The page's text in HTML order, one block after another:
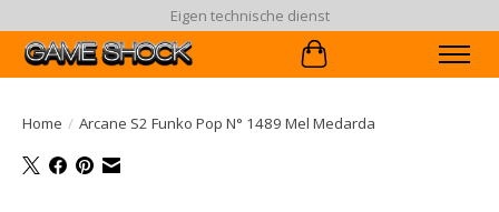
Eigen technische dienst
Winkelwagen
Home / Arcane S2 Funko Pop N° 1489 Mel Medarda